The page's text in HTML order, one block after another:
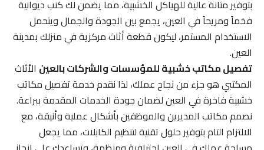
بتوفير متانة عالية للهياكل الخشبية، مما يضمن لك كنب ديوانية
فخماً ومريحاً في العين، يجمع بين الجودة والجمال ويتحمل
الاستخدام المستمر، ليكون قطعة أثاث مركزية في منزلك بمدينة
العين.
تفصيل مكاتب خشبية للمؤسسات والشركات بالعينالأثاث
المكتبي هو جزء من نجاح عملك، لذا نقدم خدمة تفصيل مكاتب
خشبية فاخرة في العين لضمان جودة الخدمات المقدمة ببراعة.
نصمم مكاتب المديرين والموظفين بأشكال عملية وأنيقة، مع
الالتزام التام بتوفير حلول تقنية لتنظيم الكابلات، مما يجعل